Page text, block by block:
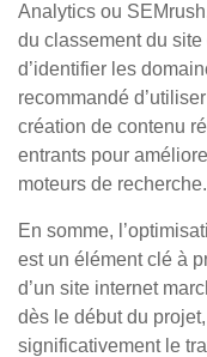
Analytics ou
du classement du
d’identifier les
recommandé
création de contenu
entrants pour
moteurs de recherche.
En somme,
est un élément clé à
d’un site internet
dès le début du
significativement le